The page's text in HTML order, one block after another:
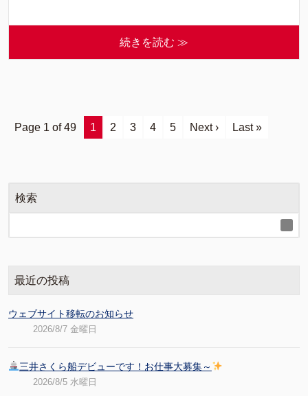
続きを読む ≫
Page 1 of 49 1 2 3 4 5 Next › Last »
検索
最近の投稿
ウェブサイト移転のお知らせ
2026/8/7 金曜日
三井さくら船デビューです！お仕事大募集～
2026/8/5 水曜日